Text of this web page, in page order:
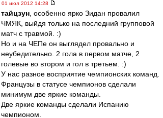
01 июл 2012 14:28
тайцзун , особенно ярко Зидан провалил
ЧМЯК, выйдя только на последний групповой
матч с травмой. :)
Но и на ЧЕПе он выглядел провально и
неубедительно. 2 гола в первом матче, 2
голевые во втором и гол в третьем. :)
У нас разное восприятие чемпионских команд.
Французы в статусе чемпионов сделали
минимум две яркие команды.
Две яркие команды сделали Испанию
чемпионом.